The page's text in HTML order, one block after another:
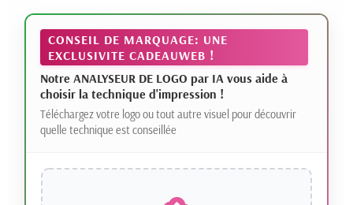
CONSEIL DE MARQUAGE: UNE
EXCLUSIVITE CADEAUWEB !
Notre ANALYSEUR DE LOGO par IA vous aide à
choisir la technique d'impression !
Téléchargez votre logo ou tout autre visuel pour découvrir
quelle technique est conseillée